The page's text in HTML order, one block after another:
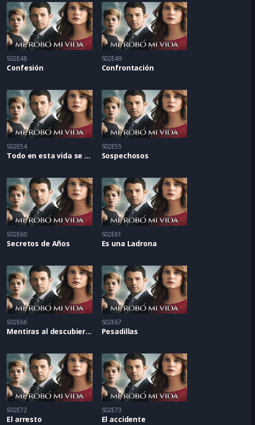
S02E48
Confesión
S02E49
Confrontación
S02E54
Todo en esta vida se paga
S02E55
Sospechosos
S02E60
Secretos de Años
S02E61
Es una Ladrona
S02E66
Mentiras al descubierto
S02E67
Pesadillas
S02E72
El arresto
S02E73
El accidente